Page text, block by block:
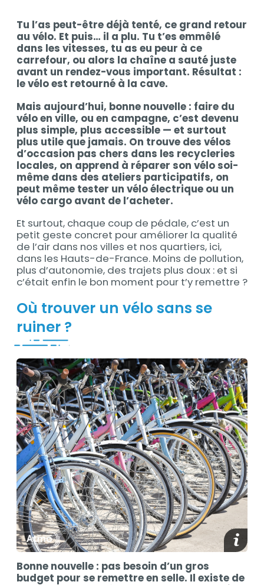
Contenu
Tu l’as peut-être déjà tenté, ce grand retour
au vélo. Et puis… il a plu. Tu t’es emmêlé
dans les vitesses, tu as eu peur à ce
carrefour, ou alors la chaîne a sauté juste
avant un rendez-vous important. Résultat :
le vélo est retourné à la cave.
Mais aujourd’hui, bonne nouvelle : faire du
vélo en ville, ou en campagne, c’est devenu
plus simple, plus accessible — et surtout
plus utile que jamais. On trouve des vélos
d’occasion pas chers dans les recycleries
locales, on apprend à réparer son vélo soi-
même dans des ateliers participatifs, on
peut même tester un vélo électrique ou un
vélo cargo avant de l’acheter.
Et surtout, chaque coup de pédale, c’est un
petit geste concret pour améliorer la qualité
de l’air dans nos villes et nos quartiers, ici,
dans les Hauts-de-France. Moins de pollution,
plus d’autonomie, des trajets plus doux : et si
c’était enfin le bon moment pour t’y remettre ?
Où trouver un vélo sans se
ruiner ?
Bonne nouvelle : pas besoin d’un gros
budget pour se remettre en selle. Il existe de